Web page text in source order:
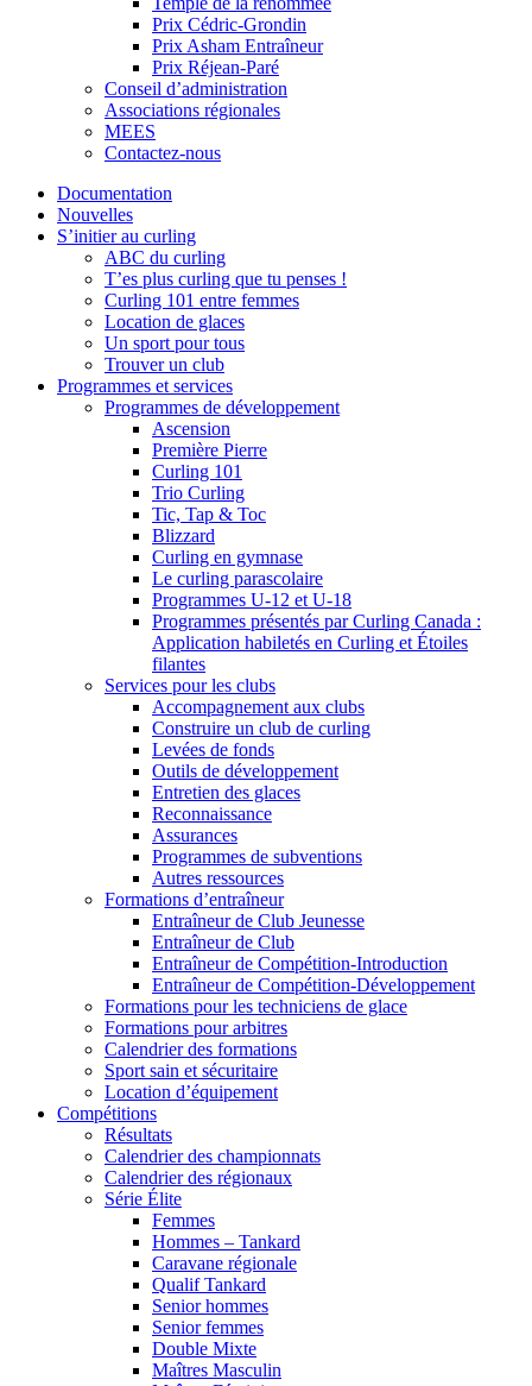
Prix Cédric-Grondin
Prix Asham Entraîneur
Prix Réjean-Paré
Conseil d’administration
Associations régionales
MEES
Contactez-nous
Documentation
Nouvelles
S’initier au curling
ABC du curling
T’es plus curling que tu penses !
Curling 101 entre femmes
Location de glaces
Un sport pour tous
Trouver un club
Programmes et services
Programmes de développement
Ascension
Première Pierre
Curling 101
Trio Curling
Tic, Tap & Toc
Blizzard
Curling en gymnase
Le curling parascolaire
Programmes U-12 et U-18
Programmes présentés par Curling Canada :
Application habiletés en Curling et Étoiles
filantes
Services pour les clubs
Accompagnement aux clubs
Construire un club de curling
Levées de fonds
Outils de développement
Entretien des glaces
Reconnaissance
Assurances
Programmes de subventions
Autres ressources
Formations d’entraîneur
Entraîneur de Club Jeunesse
Entraîneur de Club
Entraîneur de Compétition-Introduction
Entraîneur de Compétition-Développement
Formations pour les techniciens de glace
Formations pour arbitres
Calendrier des formations
Sport sain et sécuritaire
Location d’équipement
Compétitions
Résultats
Calendrier des championnats
Calendrier des régionaux
Série Élite
Femmes
Hommes – Tankard
Caravane régionale
Qualif Tankard
Senior hommes
Senior femmes
Double Mixte
Maîtres Masculin